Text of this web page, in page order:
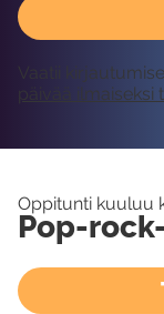
Vaatii
päivää ilmaiseksi
Oppitunti kuuluu
Pop-